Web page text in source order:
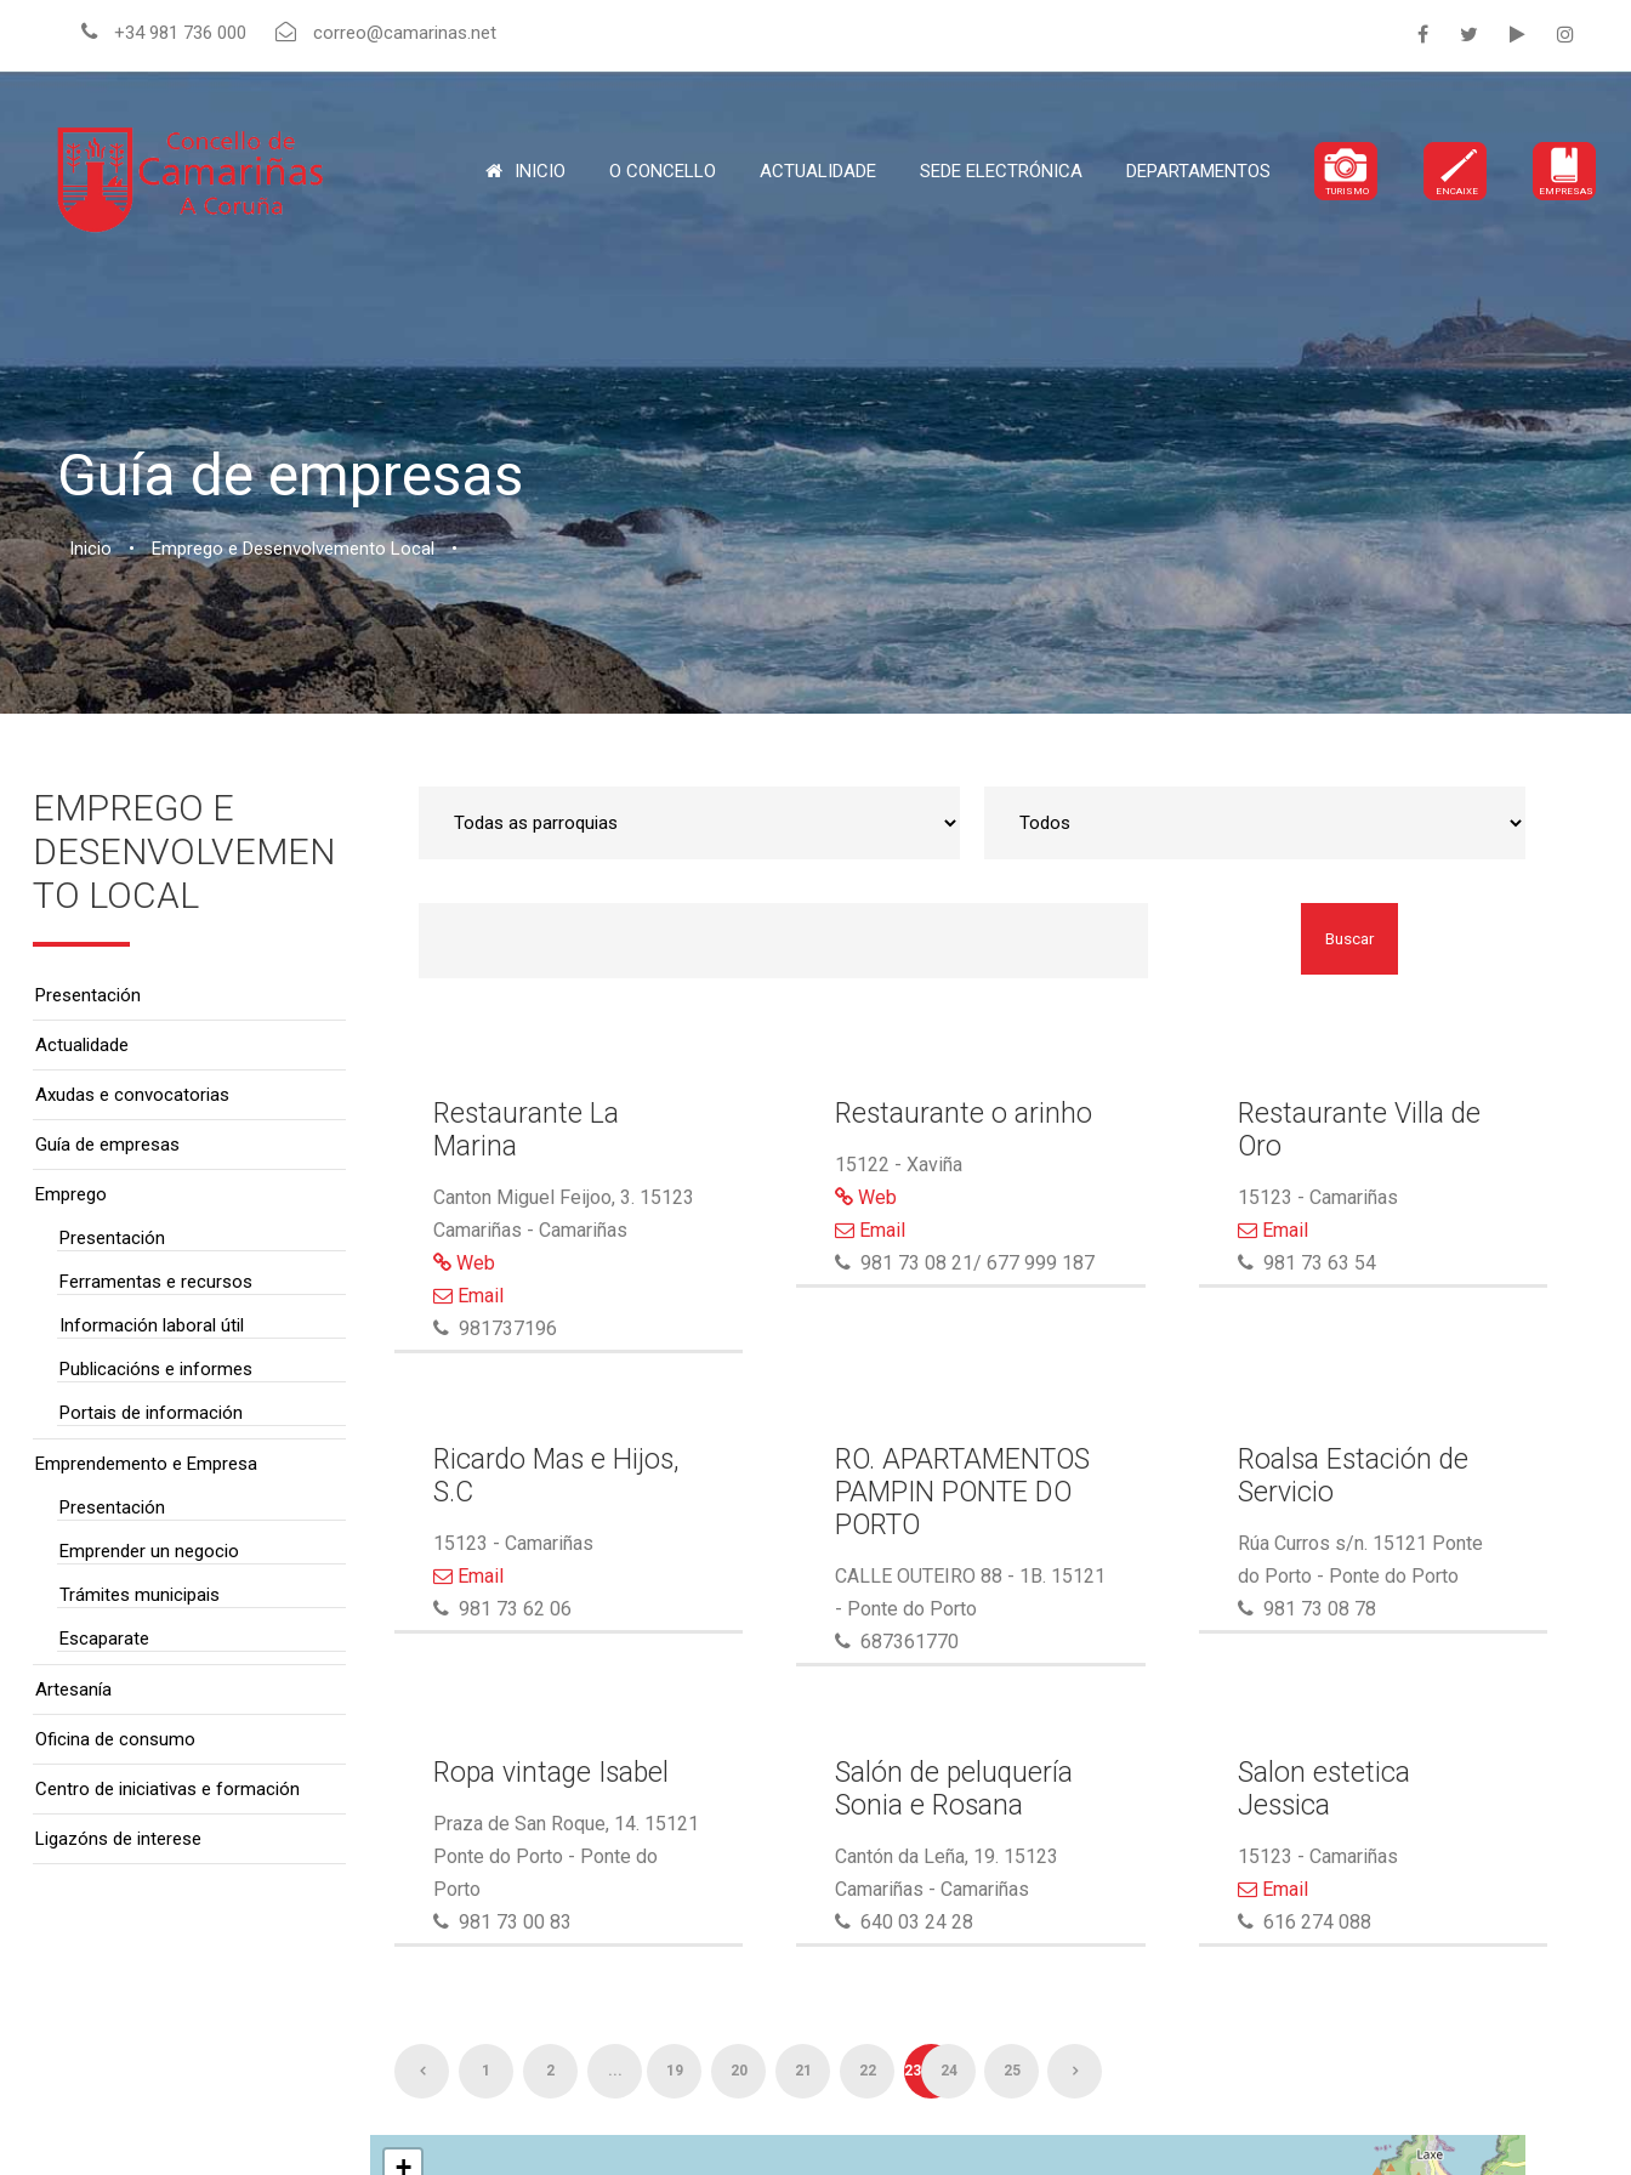
+34 981 736 000 correo@camarinas.net
INICIO O CONCELLO ACTUALIDADE SEDE ELECTRÓNICA DEPARTAMENTOS
TURISMO ENCAIXE EMPRESAS
Guía de empresas
Inicio • Emprego e Desenvolvemento Local •
Buscar
Restaurante La
Marina
Canton Miguel Feijoo, 3. 15123
Camariñas - Camariñas
Web
Email
981737196
Restaurante o arinho
15122 - Xaviña
Web
Email
981 73 08 21/ 677 999 187
Restaurante Villa de
Oro
15123 - Camariñas
Email
981 73 63 54
Ricardo Mas e Hijos,
S.C
15123 - Camariñas
Email
981 73 62 06
RO. APARTAMENTOS
PAMPIN PONTE DO
PORTO
CALLE OUTEIRO 88 - 1B. 15121
- Ponte do Porto
687361770
Roalsa Estación de
Servicio
Rúa Curros s/n. 15121 Ponte
do Porto - Ponte do Porto
981 73 08 78
Ropa vintage Isabel
Praza de San Roque, 14. 15121
Ponte do Porto - Ponte do
Porto
981 73 00 83
Salón de peluquería
Sonia e Rosana
Cantón da Leña, 19. 15123
Camariñas - Camariñas
640 03 24 28
Salon estetica
Jessica
15123 - Camariñas
Email
616 274 088
1 2 ... 19 20 21 22 23 24 25
+
EMPREGO E
DESENVOLVEMEN
TO LOCAL
Presentación
Actualidade
Axudas e convocatorias
Guía de empresas
Emprego
Presentación
Ferramentas e recursos
Información laboral útil
Publicacións e informes
Portais de información
Emprendemento e Empresa
Presentación
Emprender un negocio
Trámites municipais
Escaparate
Artesanía
Oficina de consumo
Centro de iniciativas e formación
Ligazóns de interese